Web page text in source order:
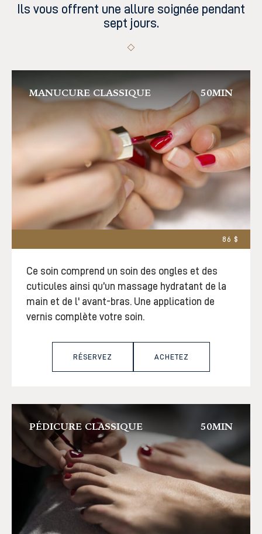
Ils vous offrent une allure soignée pendant
sept jours.
MANUCURE CLASSIQUE 50MIN
86 $
Ce soin comprend un soin des ongles et des
cuticules ainsi qu’un massage hydratant de la
main et de l' avant-bras. Une application de
vernis complète votre soin.
RÉSERVEZ ACHETEZ
PÉDICURE CLASSIQUE 50MIN